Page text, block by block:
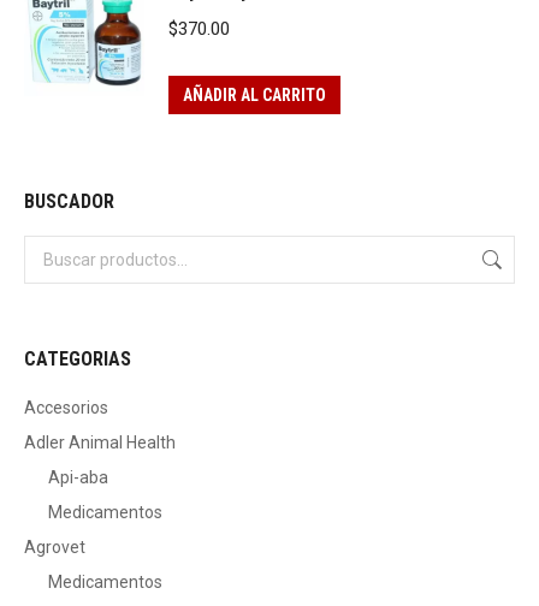
$370.00
AÑADIR AL CARRITO
BUSCADOR
CATEGORIAS
Accesorios
Adler Animal Health
Api-aba
Medicamentos
Agrovet
Medicamentos